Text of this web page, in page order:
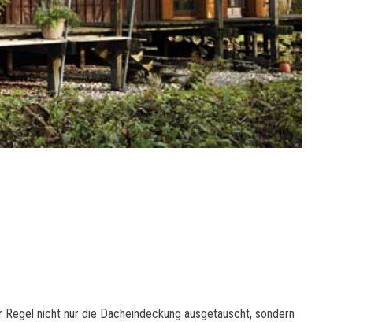
nicht nur die Dacheindeckung ausgetauscht, sondern